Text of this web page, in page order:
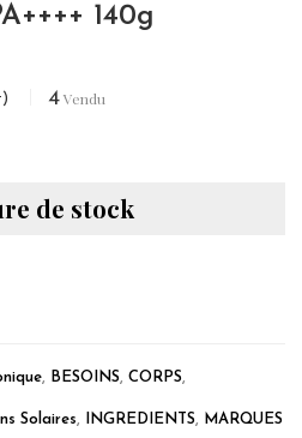
140g
4 Vendu
de stock
, BESOINS,CORPS,
Solaires, INGREDIENTS, MARQUES